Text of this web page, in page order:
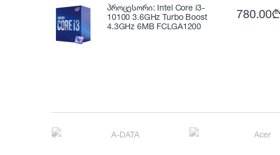
780.00₾
პროცესორი: Intel Core i3-
10100 3.6GHz Turbo Boost
4.3GHz 6MB FCLGA1200